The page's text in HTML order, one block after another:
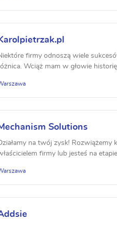
firmy odnoszą wiele
Wciąż mam w głowie
Solutions
na twój zysk! Rozwiążemy
firmy lub jesteś na